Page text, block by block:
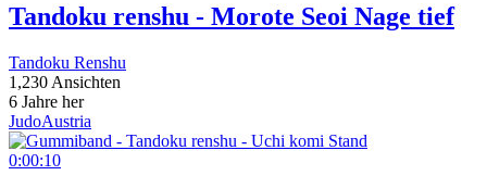
Tandoku renshu - Morote Seoi Nage tief
Tandoku Renshu
1,230 Ansichten
6 Jahre her
JudoAustria
0:00:10